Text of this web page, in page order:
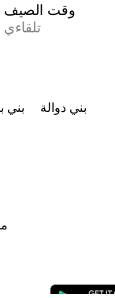
وقت الصيف
تلقاءي
بني بني دوالة